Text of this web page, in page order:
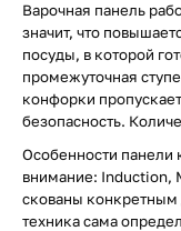
Варочная панель
значит, что
посуды, в которой
промежуточная
конфорки
безопасность.
Особенности панели
внимание: Induction,
скованы конкретным
техника сама